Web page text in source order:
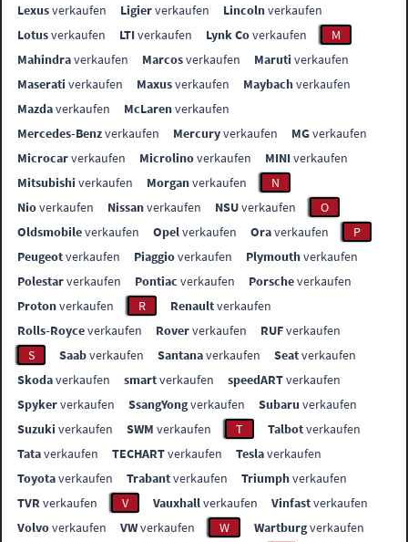
Lexusverkaufen Ligierverkaufen Lincolnverkaufen
Lotusverkaufen LTIverkaufen Lynk Coverkaufen
M
Mahindraverkaufen Marcosverkaufen Maruti verkaufen
Maserati verkaufen Maxusverkaufen Maybachverkaufen
Mazdaverkaufen McLarenverkaufen
Mercedes-Benzverkaufen Mercuryverkaufen MGverkaufen
Microcarverkaufen Microlinoverkaufen MINIverkaufen
Mitsubishi verkaufen Morganverkaufen
N
Nioverkaufen Nissanverkaufen NSUverkaufen
O
Oldsmobileverkaufen Opelverkaufen Oraverkaufen
P
Peugeotverkaufen Piaggioverkaufen Plymouthverkaufen
Polestarverkaufen Pontiac verkaufen Porscheverkaufen
Protonverkaufen R Renaultverkaufen
Rolls-Royceverkaufen Roververkaufen RUFverkaufen
S
Saabverkaufen Santanaverkaufen Seatverkaufen
Skodaverkaufen smartverkaufen speedARTverkaufen
Spykerverkaufen SsangYongverkaufen Subaru verkaufen
Suzuki verkaufen SWM verkaufen T Talbotverkaufen
Tataverkaufen TECHARTverkaufen Teslaverkaufen
Toyotaverkaufen Trabantverkaufen Triumphverkaufen
TVR verkaufen V Vauxhallverkaufen Vinfastverkaufen
Volvoverkaufen VWverkaufen W Wartburgverkaufen